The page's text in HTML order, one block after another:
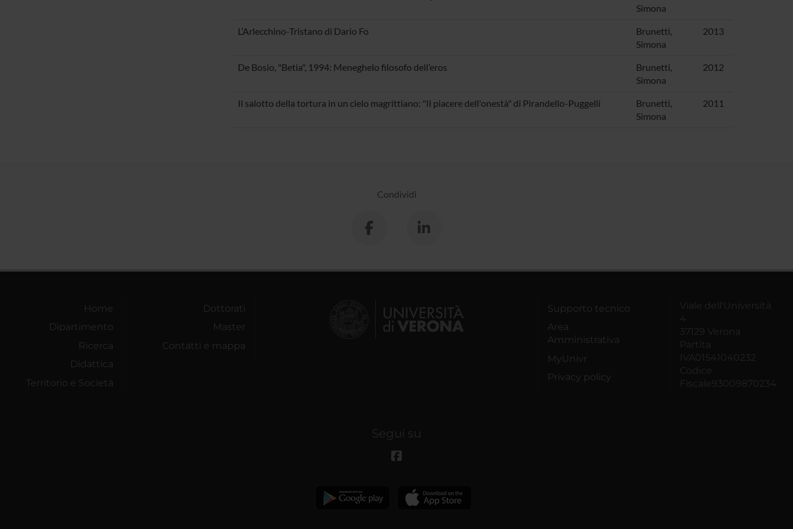
Simona
L’Arlecchino-Tristano di Dario Fo
Brunetti,
Simona
2013
De Bosio, "Betia", 1994: Meneghelo filosofo dell’eros
Brunetti,
Simona
2012
Il salotto della tortura in un cielo magrittiano: "Il piacere dell'onestà" di Pirandello-Puggelli
Brunetti,
Simona
2011
Condividi
Home
Dipartimento
Ricerca
Didattica
Territorio e Società
Dottorati
Master
Contatti e mappa
Supporto tecnico
Area
Amministrativa
MyUnivr
Privacy policy
Viale dell'Università
4
37129 Verona
Partita
IVA01541040232
Codice
Fiscale93009870234
Segui su